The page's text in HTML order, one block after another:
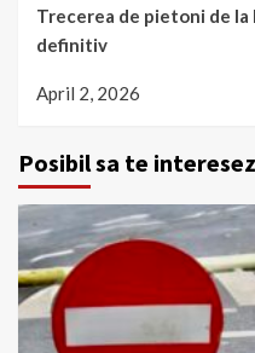
Trecerea de pietoni de
definitiv
April 2, 2026
Posibil sa te